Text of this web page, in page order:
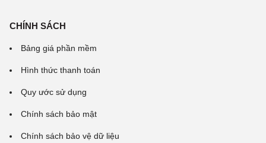
CHÍNH SÁCH
Bảng giá phần mềm
Hình thức thanh toán
Quy ước sử dụng
Chính sách bảo mật
Chính sách bảo vệ dữ liệu